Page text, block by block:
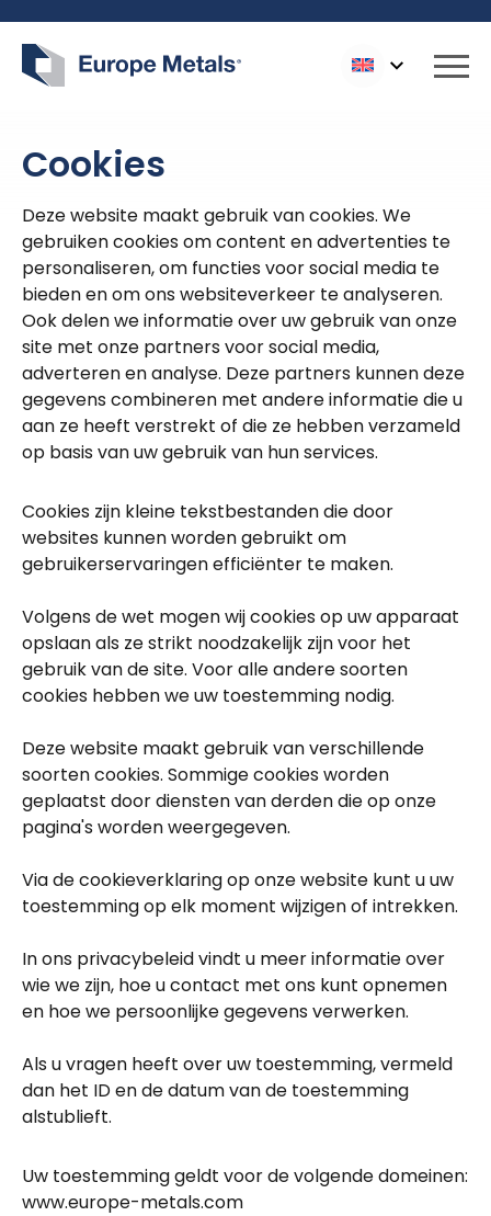
Logo Europe Metals
Cookies
Deze website maakt gebruik van cookies. We
gebruiken cookies om content en advertenties te
personaliseren, om functies voor social media te
bieden en om ons websiteverkeer te analyseren.
Ook delen we informatie over uw gebruik van onze
site met onze partners voor social media,
adverteren en analyse. Deze partners kunnen deze
gegevens combineren met andere informatie die u
aan ze heeft verstrekt of die ze hebben verzameld
op basis van uw gebruik van hun services.
Cookies zijn kleine tekstbestanden die door
websites kunnen worden gebruikt om
gebruikerservaringen efficiënter te maken.
Volgens de wet mogen wij cookies op uw apparaat
opslaan als ze strikt noodzakelijk zijn voor het
gebruik van de site. Voor alle andere soorten
cookies hebben we uw toestemming nodig.
Deze website maakt gebruik van verschillende
soorten cookies. Sommige cookies worden
geplaatst door diensten van derden die op onze
pagina's worden weergegeven.
Via de cookieverklaring op onze website kunt u uw
toestemming op elk moment wijzigen of intrekken.
In ons privacybeleid vindt u meer informatie over
wie we zijn, hoe u contact met ons kunt opnemen
en hoe we persoonlijke gegevens verwerken.
Als u vragen heeft over uw toestemming, vermeld
dan het ID en de datum van de toestemming
alstublieft.
Uw toestemming geldt voor de volgende domeinen:
www.europe-metals.com